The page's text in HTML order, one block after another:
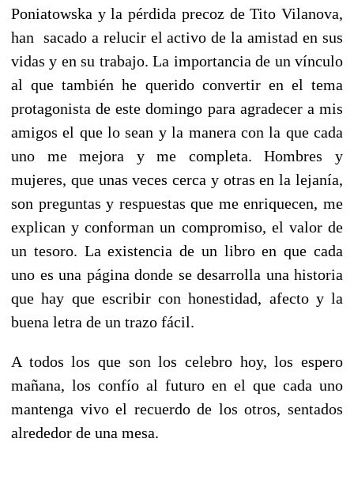
Poniatowska y la pérdida precoz de Tito Vilanova,
han sacado a relucir el activo de la amistad en sus
vidas y en su trabajo. La importancia de un vínculo
al que también he querido convertir en el tema
protagonista de este domingo para agradecer a mis
amigos el que lo sean y la manera con la que cada
uno me mejora y me completa. Hombres y
mujeres, que unas veces cerca y otras en la lejanía,
son preguntas y respuestas que me enriquecen, me
explican y conforman un compromiso, el valor de
un tesoro. La existencia de un libro en que cada
uno es una página donde se desarrolla una historia
que hay que escribir con honestidad, afecto y la
buena letra de un trazo fácil.
A todos los que son los celebro hoy, los espero
mañana, los confío al futuro en el que cada uno
mantenga vivo el recuerdo de los otros, sentados
alrededor de una mesa.